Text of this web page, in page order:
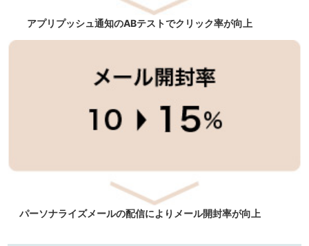
アプリプッシュ通知のABテストでクリック率が向上
パーソナライズメールの配信によりメール開封率が向上